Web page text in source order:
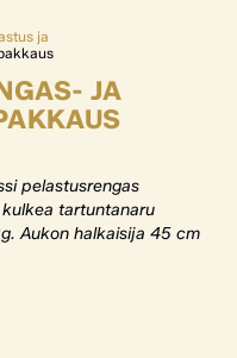
ja
JA
pelastusrengas
tartuntanaru
Aukon halkaisija 45 cm